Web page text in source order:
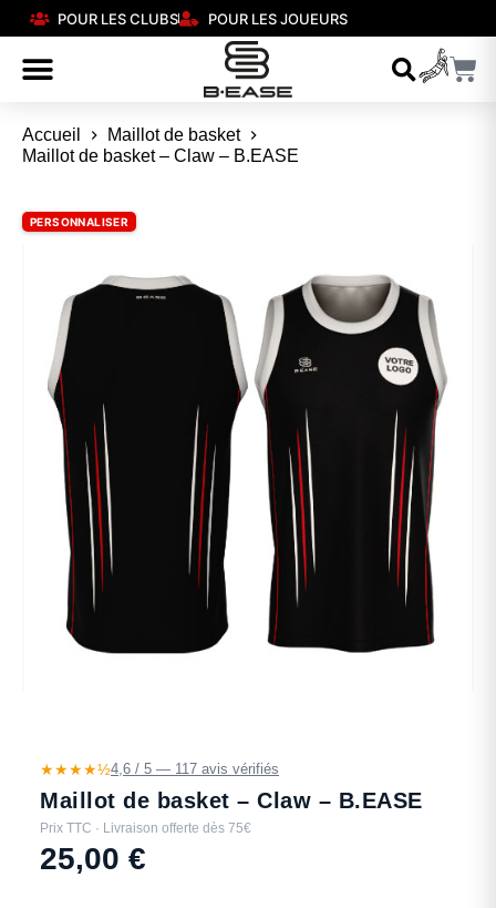
POUR LES CLUBS POUR LES JOUEURS
Accueil
Maillot de basket
Maillot de basket – Claw – B.EASE
PERSONNALISER
★★★★½4,6 / 5 — 117 avis vérifiés
Maillot de basket – Claw – B.EASE
Prix TTC · Livraison offerte dès 75€
25,00 €